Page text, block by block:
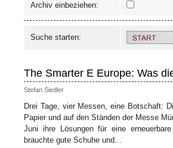
Archiv einbeziehen:
Suche starten:
The Smarter E Europe: Was
Stefan Siedler
Drei Tage, vier Messen, eine Botschaft:
Papier und auf den Ständen der Messe
Juni ihre Lösungen für eine
brauchte gute Schuhe und...